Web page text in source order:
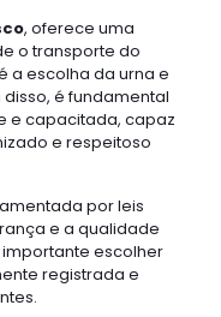
, oferece uma
o transporte do
a escolha da urna e
é fundamental
e capacitada, capaz
e respeitoso
por leis
e a qualidade
importante escolher
registrada e